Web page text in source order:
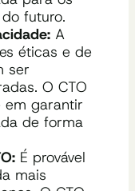
futuro.
A
éticas e de
ser
O CTO
garantir
de forma
É provável
mais